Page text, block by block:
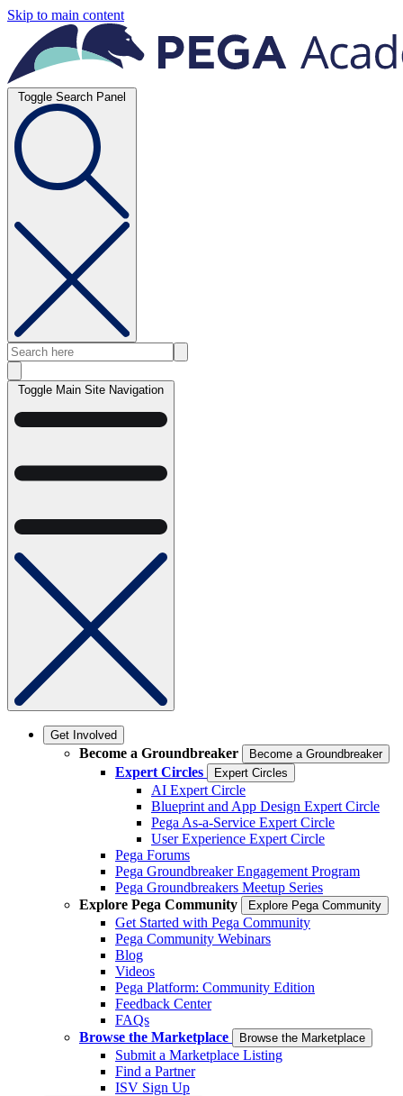
Skip to main content
Toggle Search Panel
Toggle Main Site Navigation
Get Involved
Become a Groundbreaker Become a Groundbreaker
Expert Circles Expert Circles
AI Expert Circle
Blueprint and App Design Expert Circle
Pega As-a-Service Expert Circle
User Experience Expert Circle
Pega Forums
Pega Groundbreaker Engagement Program
Pega Groundbreakers Meetup Series
Explore Pega Community
Explore Pega Community
Get Started with Pega Community
Pega Community Webinars
Blog
Videos
Pega Platform: Community Edition
Feedback Center
FAQs
Browse the Marketplace
Browse the Marketplace
Submit a Marketplace Listing
Find a Partner
ISV Sign Up